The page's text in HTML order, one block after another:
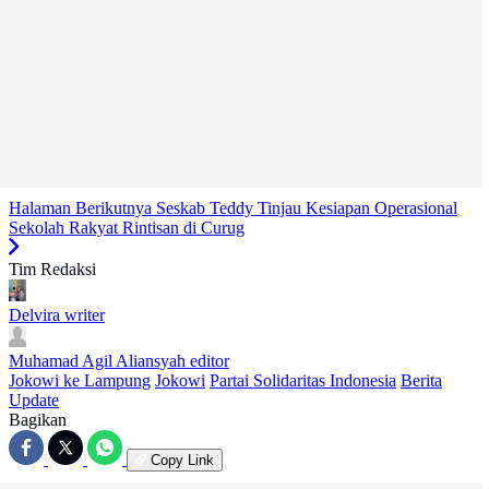
Halaman Berikutnya Seskab Teddy Tinjau Kesiapan Operasional
Sekolah Rakyat Rintisan di Curug
Tim Redaksi
Delvira writer
Muhamad Agil Aliansyah editor
Jokowi ke Lampung Jokowi Partai Solidaritas Indonesia Berita
Update
Bagikan
Copy Link